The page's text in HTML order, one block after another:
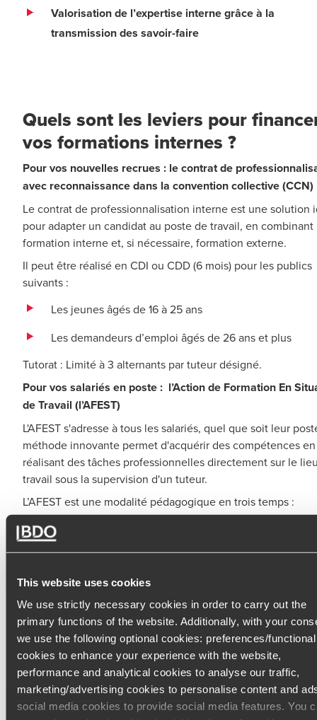
This website uses cookies
We use strictly necessary cookies in order to carry out the
primary functions of the website. Additionally, with your
we use the following optional cookies: preferences/functional
cookies to enhance your experience with the website,
performance and analytical cookies to analyse our traffic,
marketing/advertising cookies to personalise content and
social media cookies to provide social media features. You
Valorisation de l’expertise interne grâce à la
transmission des savoir-faire
Quels sont les leviers pour
vos formations internes ?
Pour vos nouvelles recrues : le contrat de
avec reconnaissance dans la convention collective (CCN)
Le contrat de professionnalisation interne est une solution
pour adapter un candidat au poste de travail, en combinant
formation interne et, si nécessaire, formation externe.
Il peut être réalisé en CDI ou CDD (6 mois) pour les publics
suivants :
Les jeunes âgés de 16 à 25 ans
Les demandeurs d’emploi âgés de 26 ans et plus
Tutorat : Limité à 3 alternants par tuteur désigné.
Pour vos salariés en poste : l’Action de Formation En
de Travail (l’AFEST)
L'AFEST s'adresse à tous les salariés, quel que soit leur
méthode innovante permet d'acquérir des compétences en
réalisant des tâches professionnelles directement sur le
travail sous la supervision d'un tuteur.
L’AFEST est une modalité pédagogique en trois temps :
Déterminer les compétences professionnelles
développer et désigner un tuteur ou formateur
Structurer la formation en différentes phases, avec
d'analyse.
Évaluer les compétences acquises et ajuster le
nécessaire pour garantir l'atteinte des objectifs de